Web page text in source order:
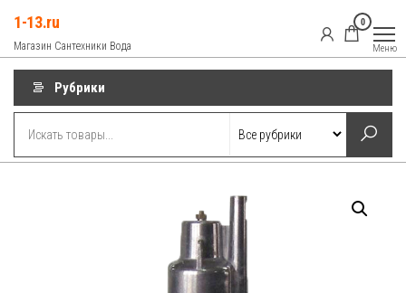
содержимому
1-13.ru
Магазин Сантехники Вода
0
Меню
Рубрики